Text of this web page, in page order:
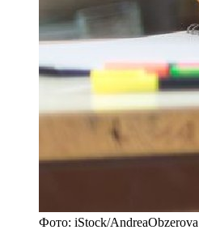
Фото: iStock/AndreaObzerova